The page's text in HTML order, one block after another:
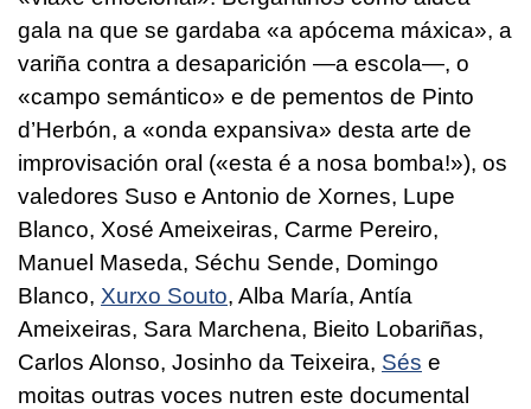
gala na que se gardaba «a apócema máxica», a
variña contra a desaparición —a escola—, o
«campo semántico» e de pementos de Pinto
d’Herbón, a «onda expansiva» desta arte de
improvisación oral («esta é a nosa bomba!»), os
valedores Suso e Antonio de Xornes, Lupe
Blanco, Xosé Ameixeiras, Carme Pereiro,
Manuel Maseda, Séchu Sende, Domingo
Blanco, Xurxo Souto, Alba María, Antía
Ameixeiras, Sara Marchena, Bieito Lobariñas,
Carlos Alonso, Josinho da Teixeira, Sés e
moitas outras voces nutren este documental